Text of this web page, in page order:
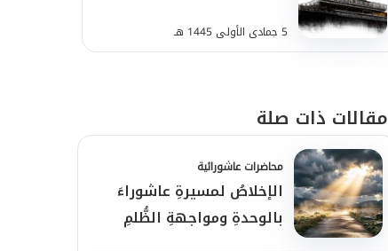
5 جمادى الأولى 1445 هـ
مقالات ذات صلة
محاضرات عاشورائية
الإخلاصُ لمسيرةِ عاشوراءَ
بالوحدةِ ومواجهةِ الظُّلمِ